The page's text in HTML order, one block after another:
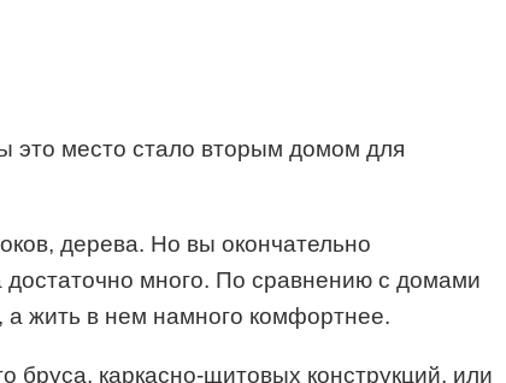
это место стало вторым домом для
дерева. Но вы окончательно
достаточно много. По сравнению с домами
а жить в нем намного комфортнее.
каркасно-щитовых конструкций, или